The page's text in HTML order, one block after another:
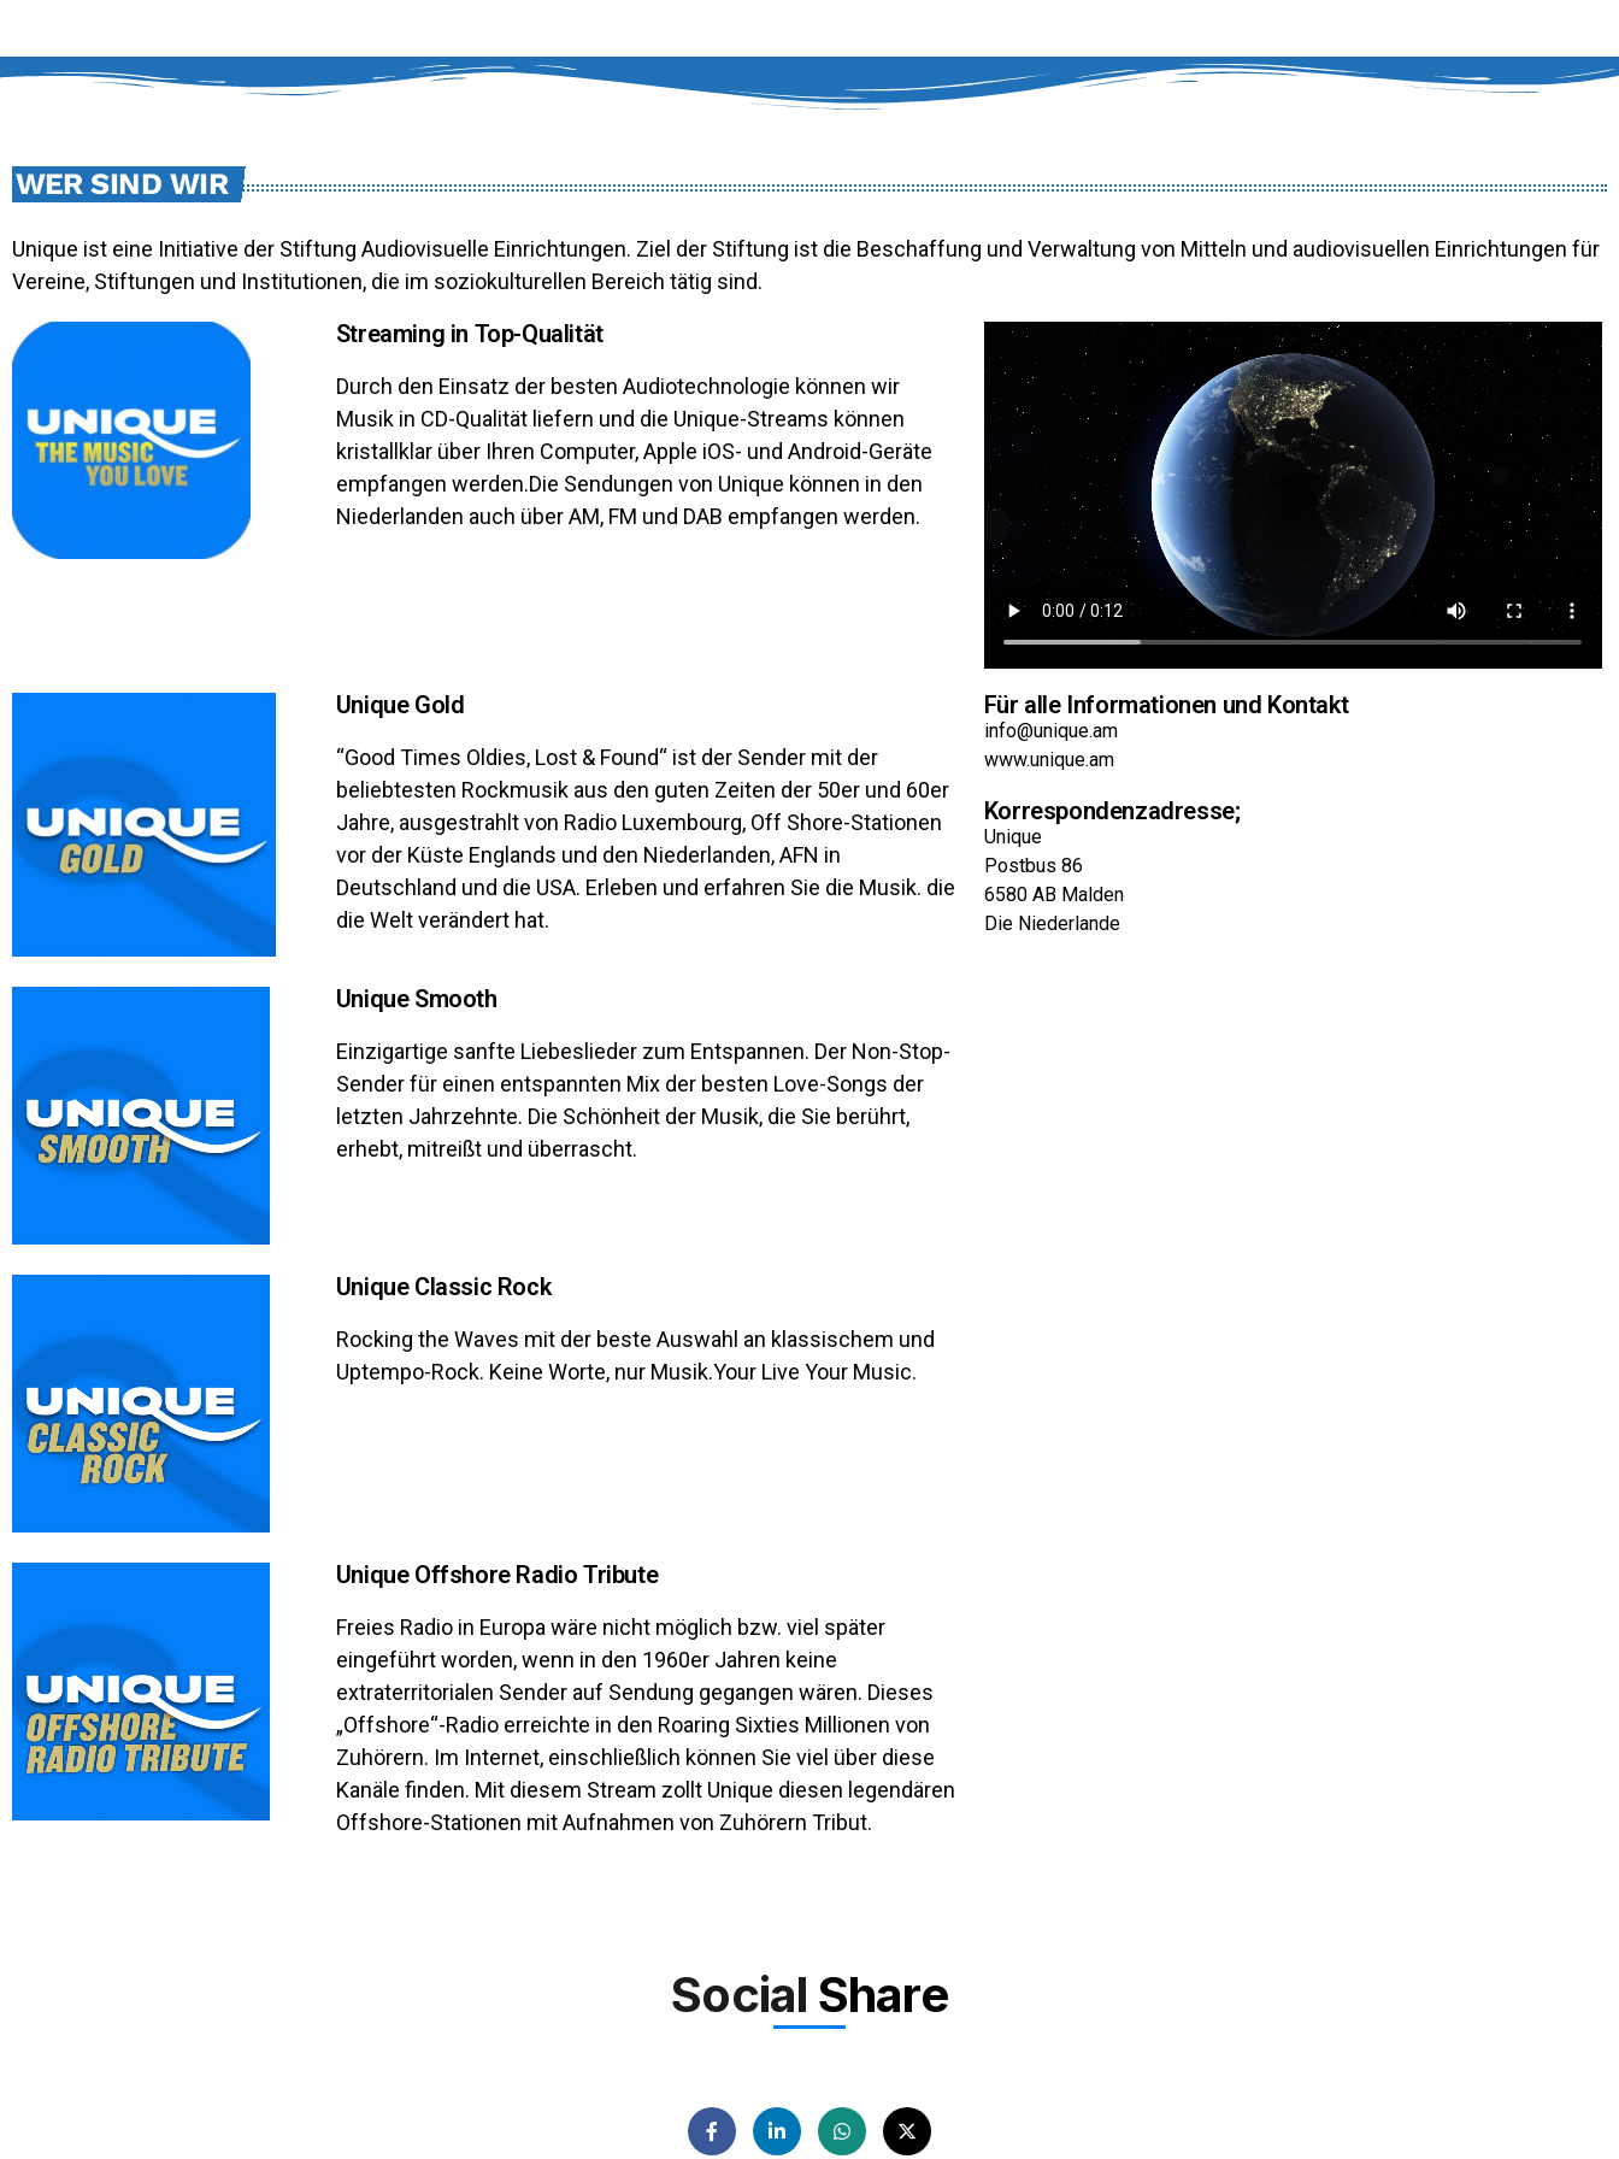
WER SIND WIR
Unique ist eine Initiative der Stiftung Audiovisuelle Einrichtungen. Ziel der Stiftung ist die Beschaffung und Verwaltung von Mitteln und audiovisuellen Einrichtungen für
Vereine, Stiftungen und Institutionen, die im soziokulturellen Bereich tätig sind.
Streaming in Top-Qualität
Durch den Einsatz der besten Audiotechnologie können wir
Musik in CD-Qualität liefern und die Unique-Streams können
kristallklar über Ihren Computer, Apple iOS- und Android-Geräte
empfangen werden.Die Sendungen von Unique können in den
Niederlanden auch über AM, FM und DAB empfangen werden.
Unique Gold
“Good Times Oldies, Lost & Found“ ist der Sender mit der
beliebtesten Rockmusik aus den guten Zeiten der 50er und 60er
Jahre, ausgestrahlt von Radio Luxembourg, Off Shore-Stationen
vor der Küste Englands und den Niederlanden, AFN in
Deutschland und die USA. Erleben und erfahren Sie die Musik. die
die Welt verändert hat.
Für alle Informationen und Kontakt
info@unique.am
www.unique.am
Korrespondenzadresse;
Unique
Postbus 86
6580 AB Malden
Die Niederlande
Unique Smooth
Einzigartige sanfte Liebeslieder zum Entspannen. Der Non-Stop-
Sender für einen entspannten Mix der besten Love-Songs der
letzten Jahrzehnte. Die Schönheit der Musik, die Sie berührt,
erhebt, mitreißt und überrascht.
Unique Classic Rock
Rocking the Waves mit der beste Auswahl an klassischem und
Uptempo-Rock. Keine Worte, nur Musik.Your Live Your Music.
Unique Offshore Radio Tribute
Freies Radio in Europa wäre nicht möglich bzw. viel später
eingeführt worden, wenn in den 1960er Jahren keine
extraterritorialen Sender auf Sendung gegangen wären. Dieses
„Offshore“-Radio erreichte in den Roaring Sixties Millionen von
Zuhörern. Im Internet, einschließlich können Sie viel über diese
Kanäle finden. Mit diesem Stream zollt Unique diesen legendären
Offshore-Stationen mit Aufnahmen von Zuhörern Tribut.
Social Share